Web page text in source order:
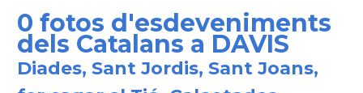
Delegació
Delegació del Govern als Estats
Units i Canadà (Washington)
Consolat Consolat general a Boston
0 fotos d'esdeveniments
dels Catalans a DAVIS
Diades, Sant Jordis, Sant Joans,